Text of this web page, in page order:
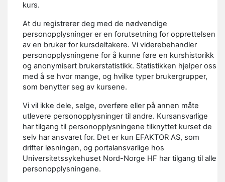
kurs.
At du registrerer deg med de nødvendige
personopplysninger er en forutsetning for opprettelsen
av en bruker for kursdeltakere. Vi viderebehandler
personopplysningene for å kunne føre en kurshistorikk
og anonymisert brukerstatistikk. Statistikken hjelper oss
med å se hvor mange, og hvilke typer brukergrupper,
som benytter seg av kursene.
Vi vil ikke dele, selge, overføre eller på annen måte
utlevere personopplysninger til andre. Kursansvarlige
har tilgang til personopplysningene tilknyttet kurset de
selv har ansvaret for. Det er kun EFAKTOR AS, som
drifter løsningen, og portalansvarlige hos
Universitetssykehuset Nord-Norge HF har tilgang til alle
personopplysningene.